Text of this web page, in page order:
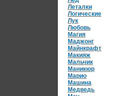
Леталки
Логические
Лук
Любовь
Магия
Маджонг
Майнкрафт
Макияж
Мальчик
Маникюр
Марио
Машина
Медведь